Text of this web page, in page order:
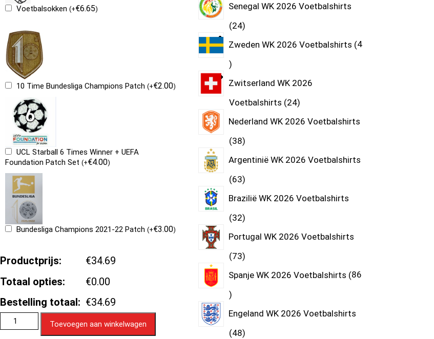
Voetbalsokken (+€6.65)
10 Time Bundesliga Champions Patch (+€2.00)
UCL Starball 6 Times Winner + UEFA
Foundation Patch Set (+€4.00)
Bundesliga Champions 2021-22 Patch (+€3.00)
Productprijs:
€34.69
Totaal opties:
€0.00
Bestelling totaal: €34.69
Toevoegen aan winkelwagen
Senegal WK 2026 Voetbalshirts
24
Zweden WK 2026 Voetbalshirts 4
Zwitserland WK 2026
Voetbalshirts 24
Nederland WK 2026 Voetbalshirts
38
Argentinië WK 2026 Voetbalshirts
63
Brazilië WK 2026 Voetbalshirts
32
Portugal WK 2026 Voetbalshirts
73
Spanje WK 2026 Voetbalshirts 86
Engeland WK 2026 Voetbalshirts
48